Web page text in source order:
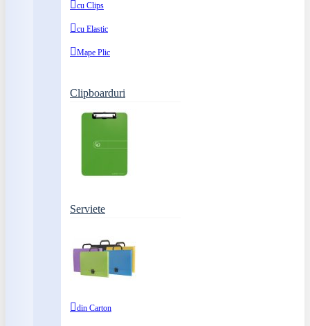
cu Clips
cu Elastic
Mape Plic
Clipboarduri
Serviete
din Carton